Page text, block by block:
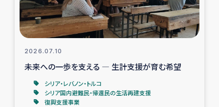
2026.07.10
未来への一歩を支える ― 生計支援が育む希望
シリア・レバノン・トルコ
シリア国内避難民・帰還民の生活再建支援
復興支援事業